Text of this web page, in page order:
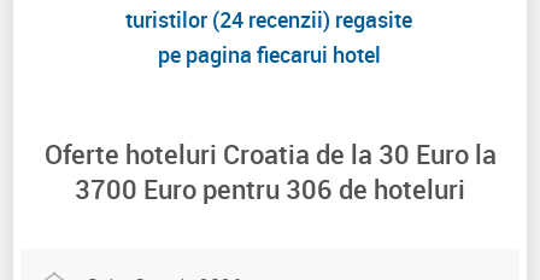
turistilor (24 recenzii) regasite
pe pagina fiecarui hotel
Oferte hoteluri Croatia de la 30 Euro la
3700 Euro pentru 306 de hoteluri